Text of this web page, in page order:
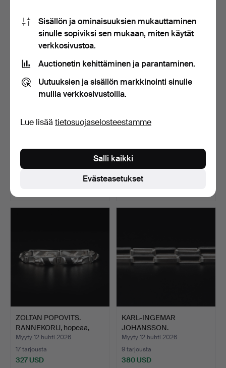
475 USD 402 USD
CECILIA JOHANSSON.
Karl…
Myyty 12 huhti 2026
MATTI HYVÄRINEN.
KAULAKORU, hopeaa,
Siroko…
Myyty 12 huhti 2026
20 tarjousta
ZOLTAN POPOVITS.
RANNEKORU, hopeaa,
eebenp…
Myyty 12 huhti 2026
17 tarjousta
327 USD
KARL-INGEMAR
JOHANSSON.
KAULAKORU, hopeaa,…
Myyty 12 huhti 2026
9 tarjousta
380 USD
Sisällön ja ominaisuuksien mukauttaminen
sinulle sopiviksi sen mukaan, miten käytät
verkkosivustoa.
Auctionetin kehittäminen ja parantaminen.
Uutuuksien ja sisällön markkinointi sinulle
muilla verkkosivustoilla.
Lue lisää tietosuojaselosteestamme
Evästeasetukset
Salli kaikki